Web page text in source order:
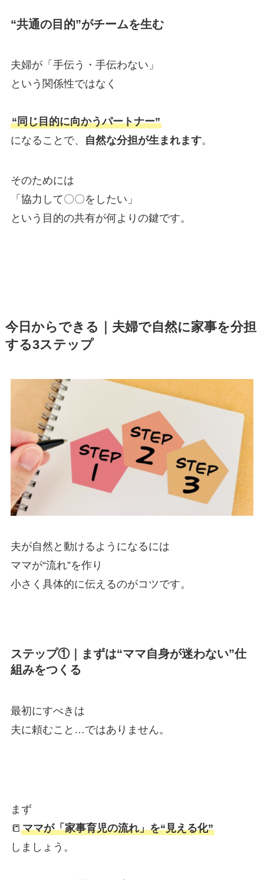
“共通の目的”がチームを生む
夫婦が「手伝う・手伝わない」
という関係性ではなく
“同じ目的に向かうパートナー”
になることで、
自然な分担が生まれます。
そのためには
「協力して〇〇をしたい」
という目的の共有が何よりの鍵です。
今日からできる｜夫婦で自然に家事を分担
する3ステップ
夫が自然と動けるようになるには
ママが“流れ”を作り
小さく具体的に伝えるのがコツです。
ステップ①｜まずは“ママ自身が迷わない”仕
組みをつくる
最初にすべきは
夫に頼むこと…ではありません。
まず
📒 ママが「家事育児の流れ」を“見える化”
しましょう。